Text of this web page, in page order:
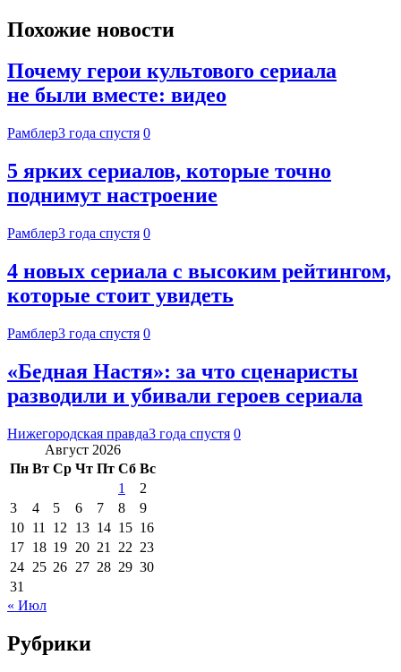
Похожие новости
Почему герои культового сериала
не были вместе: видео
Рамблер3 года спустя 0
5 ярких сериалов, которые точно
поднимут настроение
Рамблер3 года спустя 0
4 новых сериала с высоким рейтингом,
которые стоит увидеть
Рамблер3 года спустя 0
«Бедная Настя»: за что сценаристы
разводили и убивали героев сериала
Нижегородская правда3 года спустя 0
Август 2026
Пн Вт Ср Чт Пт Сб Вс
1
2
3
4 5 6 7 8
9
10 11 12 13 14 15 16
17 18 19 20 21 22 23
24 25 26 27 28 29 30
31
« Июл
Рубрики